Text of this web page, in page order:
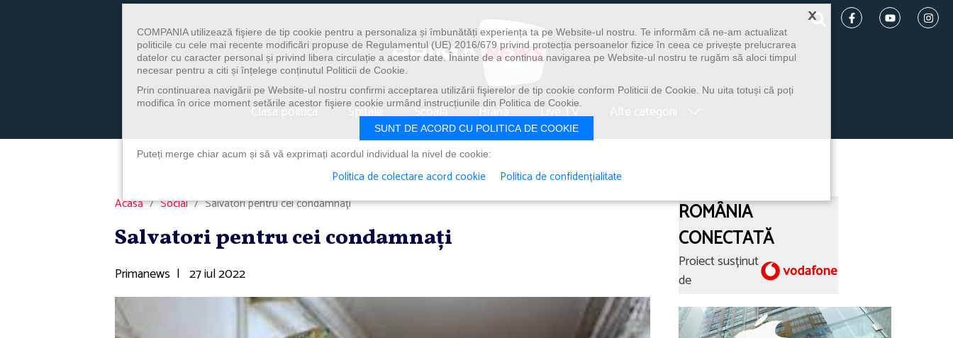
Clasa politica Spitale Școală Hrană Live TV
Acasă Social Salvatori pentru cei condamnaţi
Salvatori pentru cei condamnaţi
Primanews | 27 iul 2022
ROMÂNIA
CONECTATĂ
Proiect susținut
de
×
COMPANIA utilizează fişiere de tip cookie pentru a personaliza și îmbunătăți experiența ta pe Website-ul nostru. Te informăm că ne-am actualizat
politicile cu cele mai recente modificări propuse de Regulamentul (UE) 2016/679 privind protecția persoanelor fizice în ceea ce privește prelucrarea
datelor cu caracter personal și privind libera circulație a acestor date. Înainte de a continua navigarea pe Website-ul nostru te rugăm să aloci timpul
necesar pentru a citi și înțelege conținutul Politicii de Cookie.
Prin continuarea navigării pe Website-ul nostru confirmi acceptarea utilizării fişierelor de tip cookie conform Politicii de Cookie. Nu uita totuși că poți
modifica în orice moment setările acestor fişiere cookie urmând instrucțiunile din Politica de Cookie.
SUNT DE ACORD CU POLITICA DE COOKIE
Puteți merge chiar acum și să vă exprimați acordul individual la nivel de cookie:
Politica de colectare acord cookie Politica de confidențialitate